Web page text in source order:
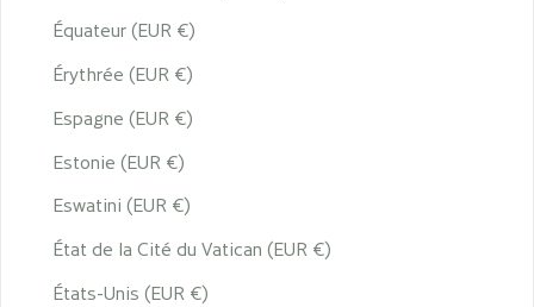
Équateur (EUR €)
Érythrée (EUR €)
Espagne (EUR €)
Estonie (EUR €)
Eswatini (EUR €)
État de la Cité du Vatican (EUR €)
États-Unis (EUR €)